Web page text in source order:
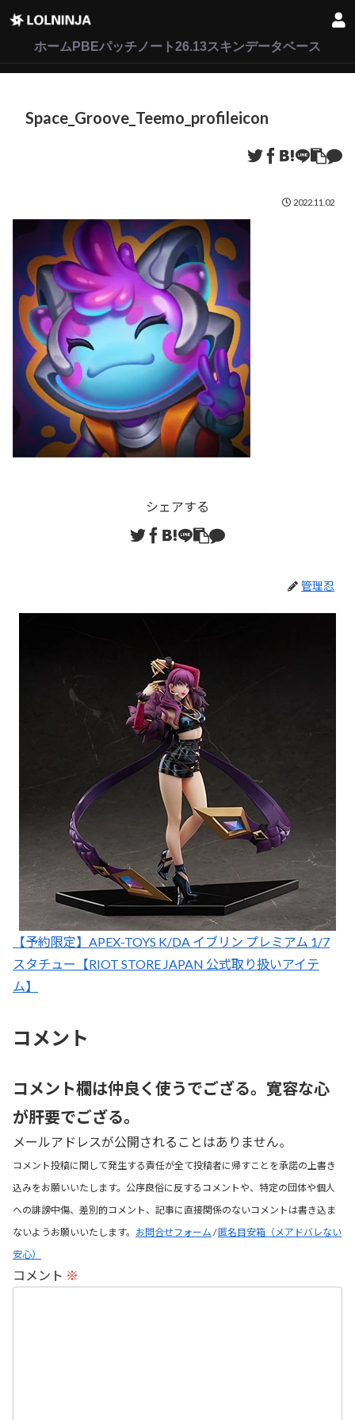
ホーム PBEパッチノート26.13スキンデータベース
Space_Groove_Teemo_profileicon
2022.11.02
シェアする
管理忍
【予約限定】APEX-TOYS K/DA イブリン プレミアム 1/7
スタチュー【RIOT STORE JAPAN 公式取り扱いアイテ
ム】
コメント
コメント欄は仲良く使うでござる。寛容な心
が肝要でござる。
メールアドレスが公開されることはありません。
コメント投稿に関して発生する責任が全て投稿者に帰すことを承諾の上書き
込みをお願いいたします。公序良俗に反するコメントや、特定の団体や個人
への誹謗中傷、差別的コメント、記事に直接関係のないコメントは書き込ま
ないようお願いいたします。 お問合せフォーム /匿名目安箱（メアドバレない
安心）
コメント ※